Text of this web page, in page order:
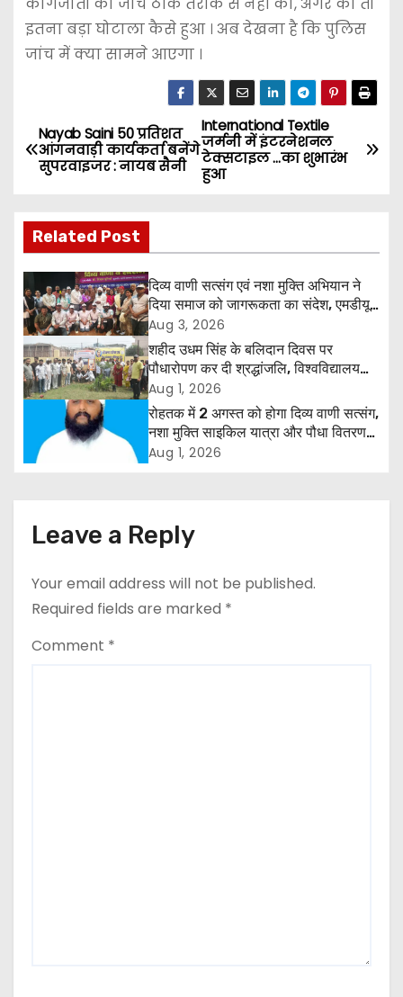
कागजातों की जांच ठीक तरीके से नहीं की, अगर की तो
इतना बड़ा घोटाला कैसे हुआ । अब देखना है कि पुलिस
जांच में क्या सामने आएगा ।
P
o
t
n
a
v
i
g
o
International Textile
जर्मनी में इंटरनेशनल
टेक्सटाइल …का शुभारंभ
हुआ
Nayab Saini 50 प्रतिशत
आंगनवाड़ी कार्यकर्ता बनेंगे
सुपरवाइजर : नायब सैनी
Related Post
दिव्य वाणी सत्संग एवं नशा मुक्ति अभियान ने
दिया समाज को जागरूकता का संदेश, एमडीयू
रोहतक में हजारों लोगों ने लिया संकल्प
Aug 3, 2026
शहीद उधम सिंह के बलिदान दिवस पर
पौधारोपण कर दी श्रद्धांजलि, विश्वविद्यालय
और राजपत्रित अवकाश बहाल करने की उठी
मांग
Aug 1, 2026
रोहतक में 2 अगस्त को होगा दिव्य वाणी सत्संग,
नशा मुक्ति साइकिल यात्रा और पौधा वितरण
कार्यक्रम
Aug 1, 2026
Leave a Reply
Your email address will not be published.
Required fields are marked *
Comment *